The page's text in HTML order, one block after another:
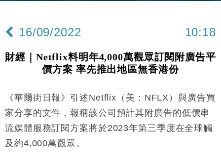
18:15
本地｜新世界K11 9月升級會員制度 增鉑金卡級別鎖
17:40
財經｜本港6月零售額連升14個月 珠寶鐘錶銷售升勢
最強
50%
15:59
財經｜SA售股自救後再出手 斥4億美元押注未上市公
市場落地
16/09/2022 10:18
財經｜Netflix料明年4,000萬觀眾訂閱附廣告平
價方案 率先推出地區無香港份
《華爾街日報》引述Netflix（美：NFLX）與廣告買
家分享的文件，報稱該公司預計其附廣告的低價串
流媒體服務訂閱方案將於2023年第三季度在全球觸
及約4,000萬觀眾。